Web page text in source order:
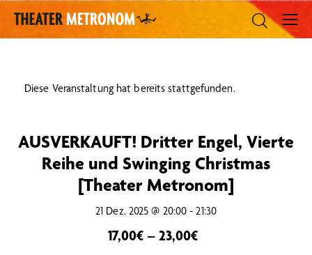
Diese Veranstaltung hat bereits stattgefunden.
AUSVERKAUFT! Dritter Engel, Vierte
Reihe und Swinging Christmas
[Theater Metronom]
21 Dez. 2025 @ 20:00 - 21:30
17,00€ – 23,00€